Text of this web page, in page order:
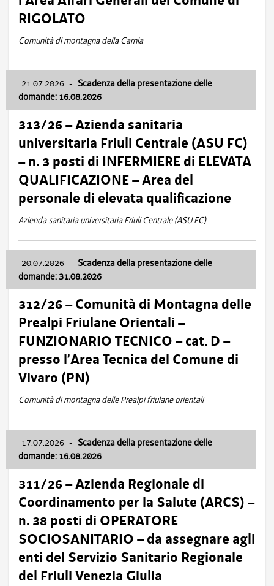
RIGOLATO
Comunità di montagna della Carnia
21.07.2026 - Scadenza della presentazione delle
domande: 16.08.2026
313/26 – Azienda sanitaria
universitaria Friuli Centrale (ASU FC)
– n. 3 posti di INFERMIERE di ELEVATA
QUALIFICAZIONE – Area del
personale di elevata qualificazione
Azienda sanitaria universitaria Friuli Centrale (ASU FC)
20.07.2026 - Scadenza della presentazione delle
domande: 31.08.2026
312/26 – Comunità di Montagna delle
Prealpi Friulane Orientali –
FUNZIONARIO TECNICO – cat. D –
presso l’Area Tecnica del Comune di
Vivaro (PN)
Comunità di montagna delle Prealpi friulane orientali
17.07.2026 - Scadenza della presentazione delle
domande: 16.08.2026
311/26 – Azienda Regionale di
Coordinamento per la Salute (ARCS) –
n. 38 posti di OPERATORE
SOCIOSANITARIO – da assegnare agli
enti del Servizio Sanitario Regionale
del Friuli Venezia Giulia